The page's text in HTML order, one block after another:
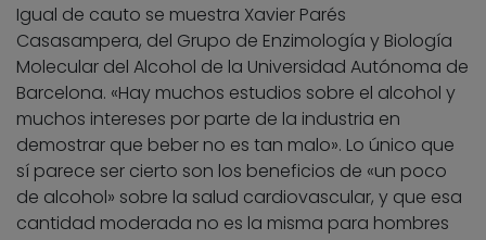
Igual de cauto se muestra Xavier Parés
Casasampera, del Grupo de Enzimología y Biología
Molecular del Alcohol de la Universidad Autónoma de
Barcelona. «Hay muchos estudios sobre el alcohol y
muchos intereses por parte de la industria en
demostrar que beber no es tan malo». Lo único que
sí parece ser cierto son los beneficios de «un poco
de alcohol» sobre la salud cardiovascular, y que esa
cantidad moderada no es la misma para hombres